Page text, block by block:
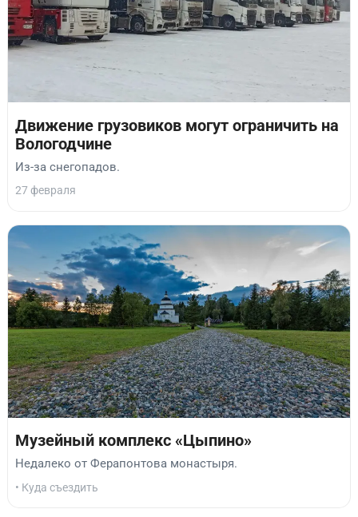
Движение грузовиков могут ограничить на
Вологодчине
Из-за снегопадов.
27 февраля
Музейный комплекс «Цыпино»
Недалеко от Ферапонтова монастыря.
• Куда съездить